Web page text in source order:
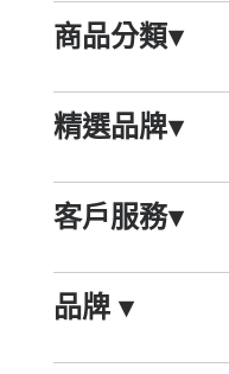
商品分類▾
精選品牌▾
客戶服務▾
品牌▾